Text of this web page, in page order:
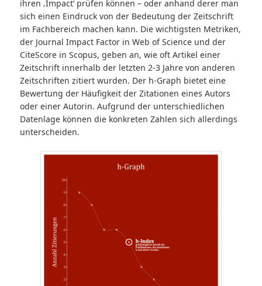
ihren ‚Impact‘ prüfen können – oder anhand derer man
sich einen Eindruck von der Bedeutung der Zeitschrift
im Fachbereich machen kann. Die wichtigsten Metriken,
der Journal Impact Factor in Web of Science und der
CiteScore in Scopus, geben an, wie oft Artikel einer
Zeitschrift innerhalb der letzten 2-3 Jahre von anderen
Zeitschriften zitiert wurden. Der h-Graph bietet eine
Bewertung der Häufigkeit der Zitationen eines Autors
oder einer Autorin. Aufgrund der unterschiedlichen
Datenlage können die konkreten Zahlen sich allerdings
unterscheiden.